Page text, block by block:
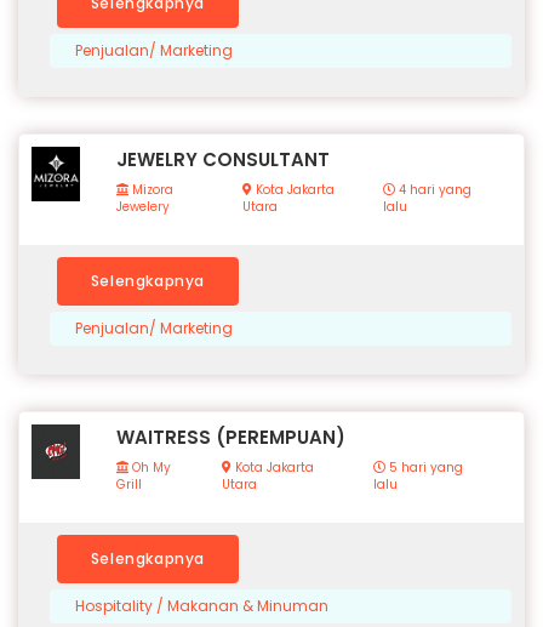
Penjualan/ Marketing
JEWELRY CONSULTANT
Mizora
Jewelery
Kota Jakarta
Utara
4 hari yang
lalu
Selengkapnya
Penjualan/ Marketing
WAITRESS (PEREMPUAN)
Oh My
Grill
Kota Jakarta
Utara
5 hari yang
lalu
Selengkapnya
Hospitality / Makanan & Minuman